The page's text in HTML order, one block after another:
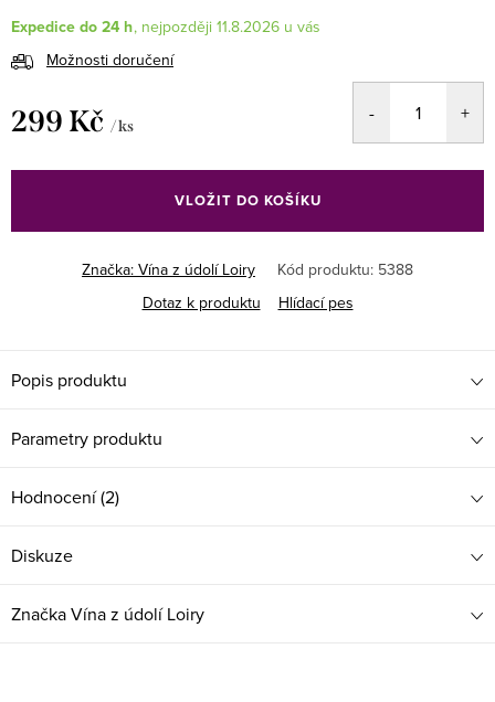
Expedice do 24 h
11.8.2026
Možnosti doručení
299 Kč / ks
cena:
VLOŽIT DO KOŠÍKU
Značka: Vína z údolí Loiry Kód produktu: 5388
Dotaz k produktu
Hlídací pes
Popis produktu
Parametry produktu
Hodnocení (2)
Diskuze
ZnačkaVína z údolí Loiry